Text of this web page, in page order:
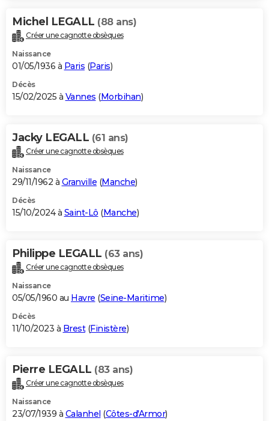
Michel LEGALL (88 ans)
Créer une cagnotte obsèques
Naissance
01/05/1936 à Paris (Paris)
Décès
15/02/2025 à Vannes (Morbihan)
Jacky LEGALL (61 ans)
Créer une cagnotte obsèques
Naissance
29/11/1962 à Granville (Manche)
Décès
15/10/2024 à Saint-Lô (Manche)
Philippe LEGALL (63 ans)
Créer une cagnotte obsèques
Naissance
05/05/1960 au Havre (Seine-Maritime)
Décès
11/10/2023 à Brest(Finistère)
Pierre LEGALL (83 ans)
Créer une cagnotte obsèques
Naissance
23/07/1939 à Calanhel (Côtes-d'Armor)